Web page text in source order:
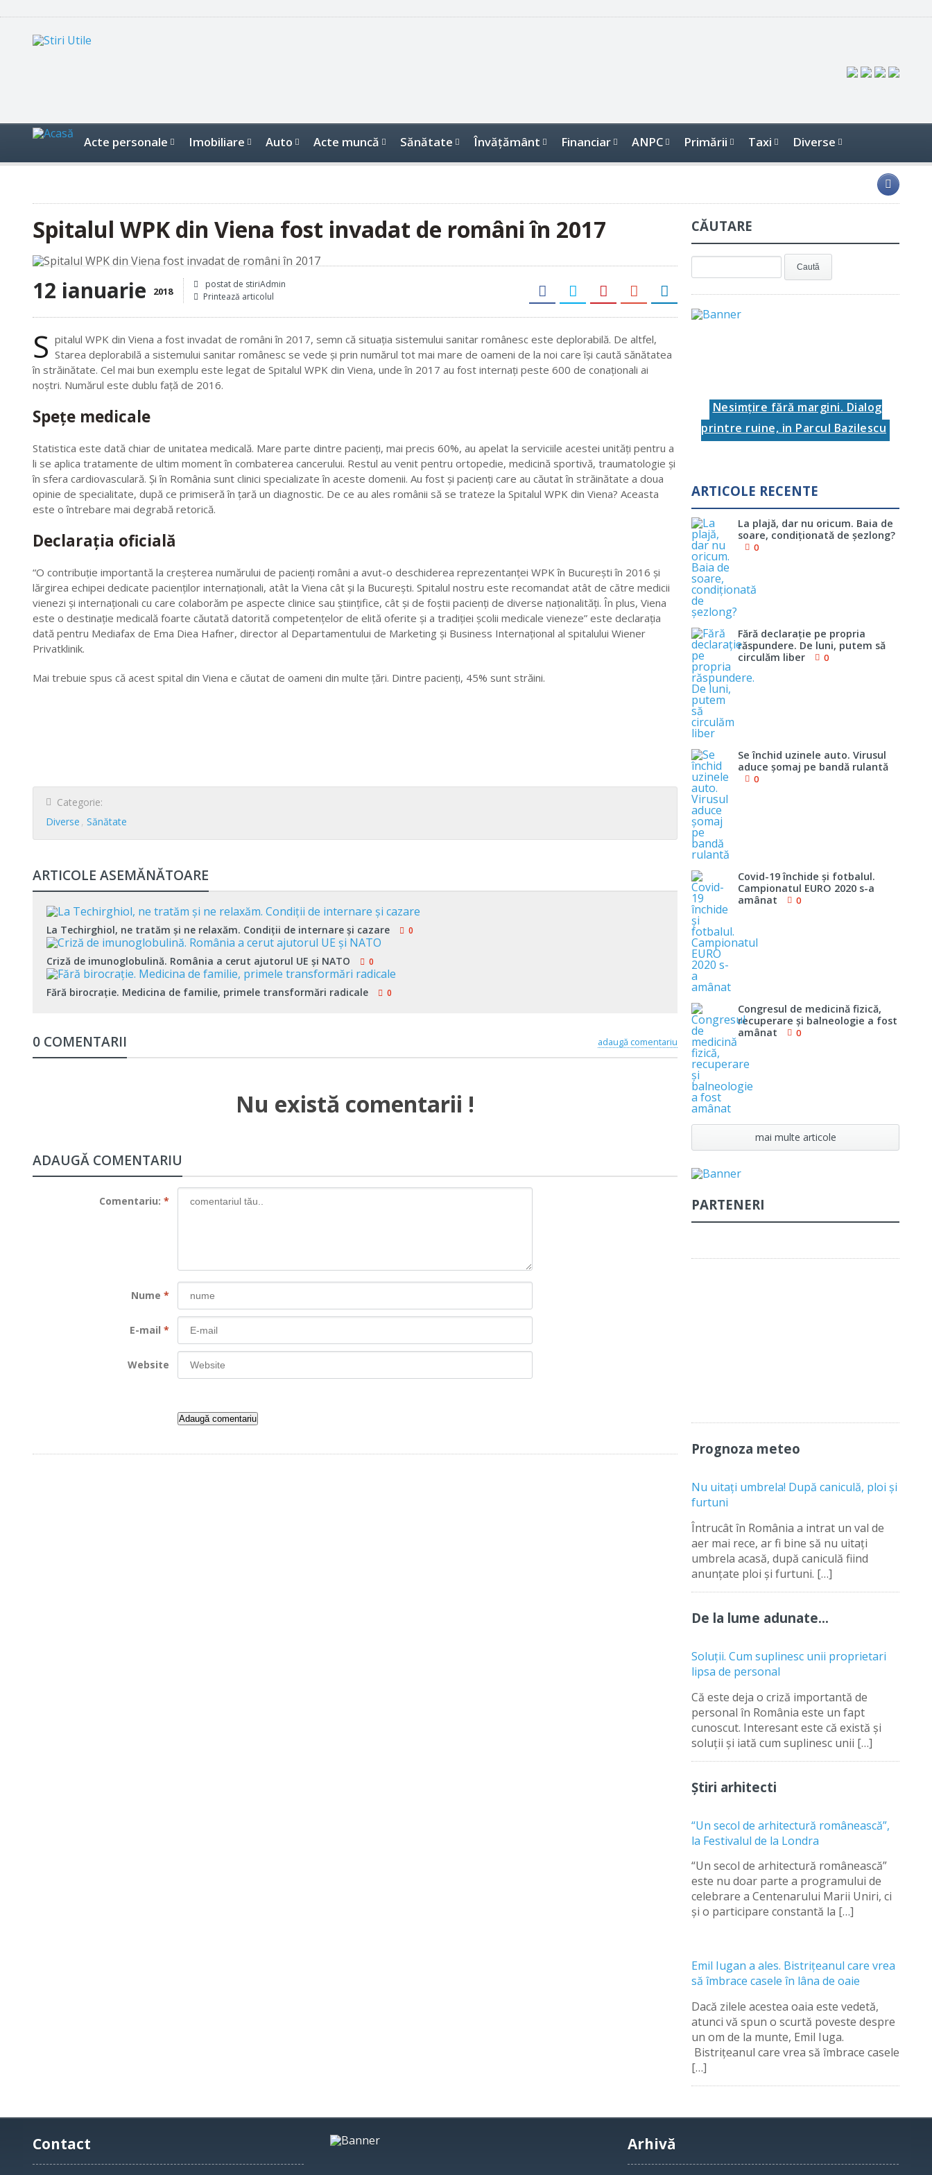
Acte personale Imobiliare Auto Acte muncă Sănătate Învăţământ Financiar ANPC Primării Taxi Diverse
Spitalul WPK din Viena fost invadat de români în 2017
12 ianuarie 2018
postat de stiriAdmin
Printează articolul
S pitalul WPK din Viena a fost invadat de români în 2017, semn că situaţia sistemului sanitar românesc este deplorabilă. De altfel,
Starea deplorabilă a sistemului sanitar românesc se vede şi prin numărul tot mai mare de oameni de la noi care îşi caută sănătatea
în străinătate. Cel mai bun exemplu este legat de Spitalul WPK din Viena, unde în 2017 au fost internaţi peste 600 de conaţionali ai
noştri. Numărul este dublu faţă de 2016.
Speţe medicale
Statistica este dată chiar de unitatea medicală. Mare parte dintre pacienţi, mai precis 60%, au apelat la serviciile acestei unităţi pentru a
li se aplica tratamente de ultim moment în combaterea cancerului. Restul au venit pentru ortopedie, medicină sportivă, traumatologie şi
în sfera cardiovasculară. Şi în România sunt clinici specializate în aceste domenii. Au fost şi pacienţi care au căutat în străinătate a doua
opinie de specialitate, după ce primiseră în ţară un diagnostic. De ce au ales românii să se trateze la Spitalul WPK din Viena? Aceasta
este o întrebare mai degrabă retorică.
Declaraţia oficială
“O contribuţie importantă la creşterea numărului de pacienţi români a avut-o deschiderea reprezentanţei WPK în Bucureşti în 2016 şi
lărgirea echipei dedicate pacienţilor internaţionali, atât la Viena cât şi la Bucureşti. Spitalul nostru este recomandat atât de către medicii
vienezi şi internaţionali cu care colaborăm pe aspecte clinice sau ştiinţifice, cât şi de foştii pacienţi de diverse naţionalităţi. În plus, Viena
este o destinaţie medicală foarte căutată datorită competenţelor de elită oferite şi a tradiţiei şcolii medicale vieneze” este declaraţia
dată pentru Mediafax de Ema Diea Hafner, director al Departamentului de Marketing şi Business Internaţional al spitalului Wiener
Privatklinik.
Mai trebuie spus că acest spital din Viena e căutat de oameni din multe ţări. Dintre pacienţi, 45% sunt străini.
Categorie:
Diverse Sănătate
ARTICOLE ASEMĂNĂTOARE
La Techirghiol, ne tratăm şi ne relaxăm. Condiţii de internare şi cazare 0
Criză de imunoglobulină. România a cerut ajutorul UE şi NATO 0
Fără birocraţie. Medicina de familie, primele transformări radicale 0
adaugă comentariu
0 COMENTARII
Nu există comentarii !
ADAUGĂ COMENTARIU
Comentariu: *
Nume *
E-mail *
Website
CĂUTARE
Nesimţire fără margini. Dialog
printre ruine, in Parcul Bazilescu
ARTICOLE RECENTE
La plajă, dar nu oricum. Baia de
soare, condiţionată de şezlong?
0
Fără declaraţie pe propria
răspundere. De luni, putem să
circulăm liber
0
Se închid uzinele auto. Virusul
aduce şomaj pe bandă rulantă
0
Covid-19 închide şi fotbalul.
Campionatul EURO 2020 s-a
amânat
0
Congresul de medicină fizică,
recuperare şi balneologie a fost
amânat
0
mai multe articole
PARTENERI
Prognoza meteo
Nu uitați umbrela! După caniculă, ploi și
furtuni
Întrucât în România a intrat un val de
aer mai rece, ar fi bine să nu uitați
umbrela acasă, după caniculă fiind
anunțate ploi și furtuni. […]
De la lume adunate…
Soluții. Cum suplinesc unii proprietari
lipsa de personal
Că este deja o criză importantă de
personal în România este un fapt
cunoscut. Interesant este că există și
soluții și iată cum suplinesc unii […]
Știri arhitecti
“Un secol de arhitectură românească”,
la Festivalul de la Londra
“Un secol de arhitectură românească”
este nu doar parte a programului de
celebrare a Centenarului Marii Uniri, ci
şi o participare constantă la […]
Emil Iugan a ales. Bistriţeanul care vrea
să îmbrace casele în lâna de oaie
Dacă zilele acestea oaia este vedetă,
atunci vă spun o scurtă poveste despre
un om de la munte, Emil Iuga.
Bistriţeanul care vrea să îmbrace casele
[…]
Contact Arhivă